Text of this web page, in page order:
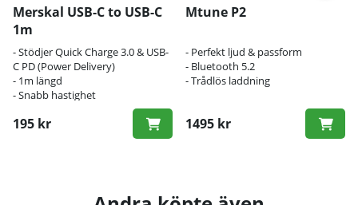
Merskal USB-C to USB-C
1m
- Stödjer Quick Charge 3.0 & USB-
C PD (Power Delivery)
- 1m längd
- Snabb hastighet
195 kr
Mtune P2
- Perfekt ljud & passform
- Bluetooth 5.2
- Trådlös laddning
1495 kr